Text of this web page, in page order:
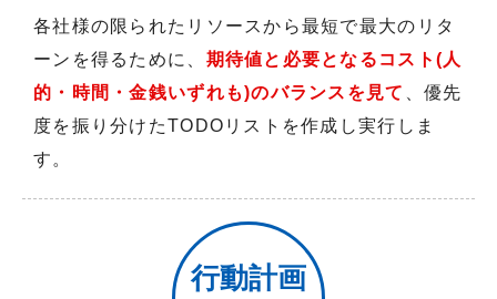
各社様の限られたリソースから最短で最大のリタ
ーンを得るために、 期待値と必要となるコスト(人
的・時間・金銭いずれも)のバランスを見て
、優先
度を振り分けたTODOリストを作成し実行しま
す。
行動計画